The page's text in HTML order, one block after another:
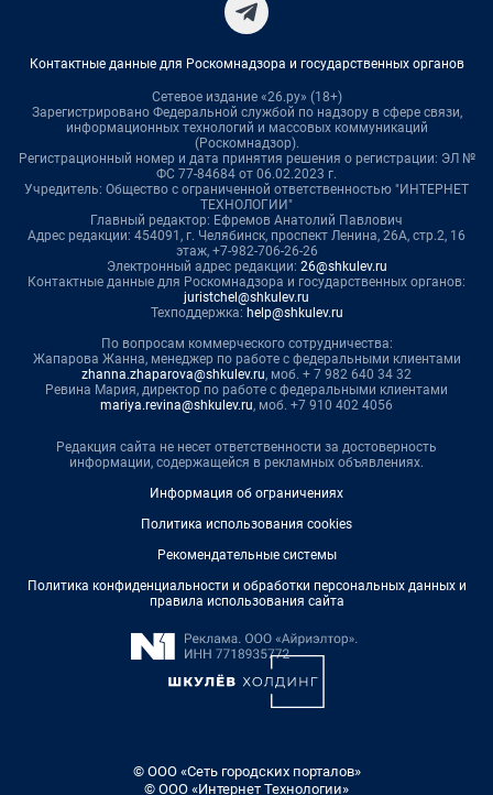
Контактные данные для Роскомнадзора и государственных органов
Сетевое издание «26.ру» (18+)
Зарегистрировано Федеральной службой по надзору в сфере связи,
информационных технологий и массовых коммуникаций
(Роскомнадзор).
Регистрационный номер и дата принятия решения о регистрации: ЭЛ №
ФС 77-84684 от 06.02.2023 г.
Учредитель: Общество с ограниченной ответственностью "ИНТЕРНЕТ
ТЕХНОЛОГИИ"
Главный редактор: Ефремов Анатолий Павлович
Адрес редакции: 454091, г. Челябинск, проспект Ленина, 26А, стр.2, 16
этаж, +7-982-706-26-26
Электронный адрес редакции: 26@shkulev.ru
Контактные данные для Роскомнадзора и государственных органов:
juristchel@shkulev.ru
Техподдержка: help@shkulev.ru
По вопросам коммерческого сотрудничества:
Жапарова Жанна, менеджер по работе с федеральными клиентами
zhanna.zhaparova@shkulev.ru, моб. + 7 982 640 34 32
Ревина Мария, директор по работе с федеральными клиентами
mariya.revina@shkulev.ru, моб. +7 910 402 4056
Редакция сайта не несет ответственности за достоверность
информации, содержащейся в рекламных объявлениях.
Информация об ограничениях
Политика использования cookies
Рекомендательные системы
Политика конфиденциальности и обработки персональных данных и
правила использования сайта
© ООО «Сеть городских порталов»
© ООО «Интернет Технологии»